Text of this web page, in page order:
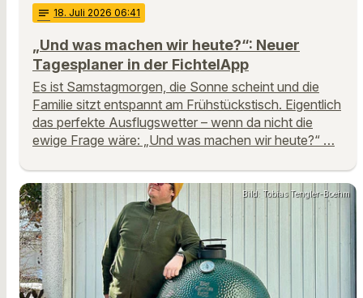
notes 18. Juli 2026 06:41
„Und was machen wir heute?“: Neuer
Tagesplaner in der FichtelApp
Es ist Samstagmorgen, die Sonne scheint und die
Familie sitzt entspannt am Frühstückstisch. Eigentlich
das perfekte Ausflugswetter – wenn da nicht die
ewige Frage wäre: „Und was machen wir heute?“ …
Bild: Tobias Tengler-Boehm